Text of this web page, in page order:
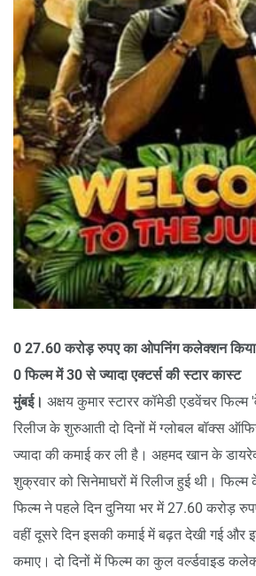
0 27.60 करोड़ रुपए का ओपनिंग कलेक्शन किया
0 फिल्म में 30 से ज्यादा एक्टर्स की स्टार कास्ट
मुंबई। अक्षय कुमार स्टारर कॉमेडी एडवेंचर
रिलीज के शुरुआती दो दिनों में ग्लोबल बॉक्स
ज्यादा की कमाई कर ली है। अहमद खान के
शुक्रवार को सिनेमाघरों में रिलीज हुई थी। फिल्म
फिल्म ने पहले दिन दुनिया भर में 27.60 करोड़
वहीं दूसरे दिन इसकी कमाई में बढ़त देखी गई और
कमाए। दो दिनों में फिल्म का कुल वर्ल्डवाइड